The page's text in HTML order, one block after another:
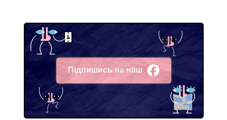
Підпишись на наш
Facebook